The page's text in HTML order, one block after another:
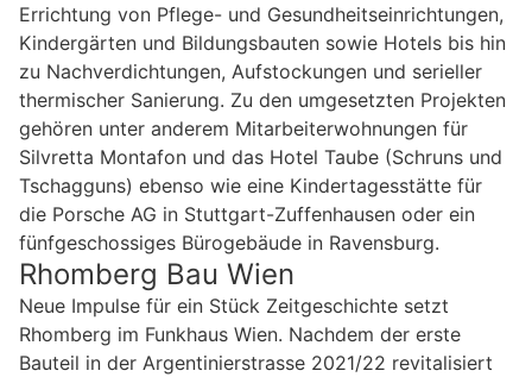
Errichtung von Pflege- und Gesundheitseinrichtungen,
Kindergärten und Bildungsbauten sowie Hotels bis hin
zu Nachverdichtungen, Aufstockungen und serieller
thermischer Sanierung. Zu den umgesetzten Projekten
gehören unter anderem Mitarbeiterwohnungen für
Silvretta Montafon und das Hotel Taube (Schruns und
Tschagguns) ebenso wie eine Kindertagesstätte für
die Porsche AG in Stuttgart-Zuffenhausen oder ein
fünfgeschossiges Bürogebäude in Ravensburg.
Rhomberg Bau Wien
Neue Impulse für ein Stück Zeitgeschichte setzt
Rhomberg im Funkhaus Wien. Nachdem der erste
Bauteil in der Argentinierstrasse 2021/22 revitalisiert